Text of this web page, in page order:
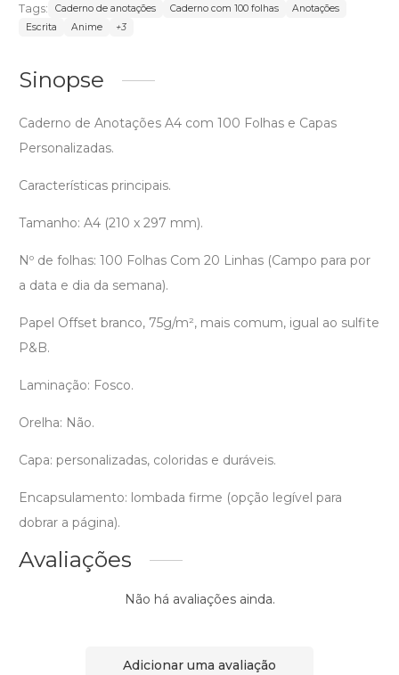
Tags: Caderno de anotações Caderno com 100 folhas
Anotações
Escrita
Anime +3
Sinopse
Caderno de Anotações A4 com 100 Folhas e Capas
Personalizadas.
Características principais.
Tamanho: A4 (210 x 297 mm).
Nº de folhas: 100 Folhas Com 20 Linhas (Campo para por
a data e dia da semana).
Papel Offset branco, 75g/m², mais comum, igual ao sulfite
P&B.
Laminação: Fosco.
Orelha: Não.
Capa: personalizadas, coloridas e duráveis.
Encapsulamento: lombada firme (opção legível para
dobrar a página).
Avaliações
Não há avaliações ainda.
Adicionar uma avaliação